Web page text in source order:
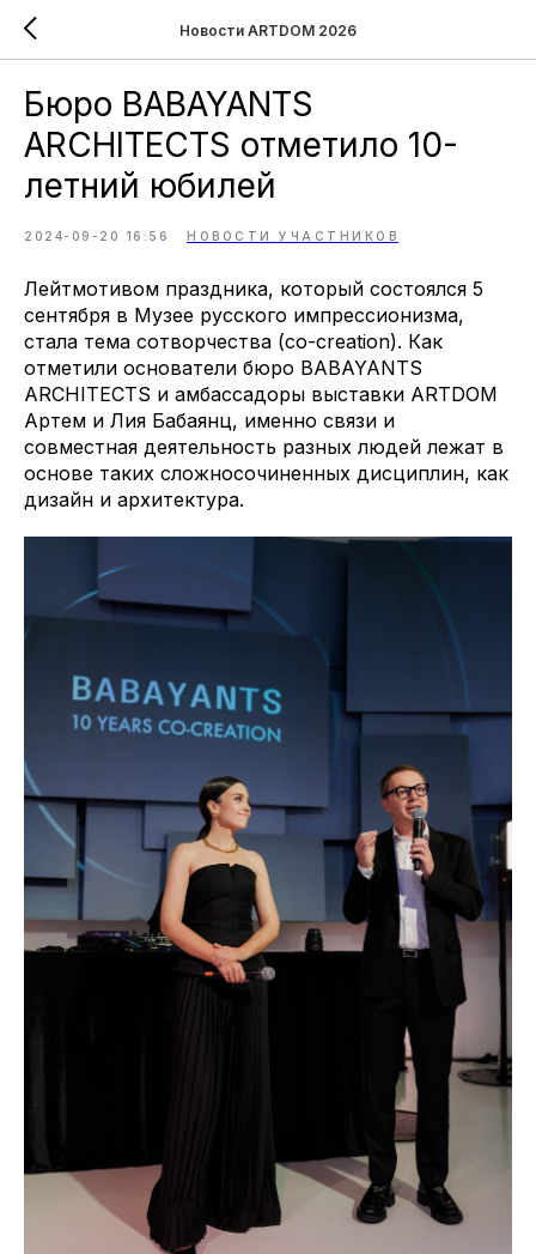
Новости ARTDOM 2026
Бюро BABAYANTS
ARCHITECTS отметило 10-
летний юбилей
2024-09-20 16:56 НОВОСТИ УЧАСТНИКОВ
Лейтмотивом праздника, который состоялся 5
сентября в Музее русского импрессионизма,
стала тема сотворчества (co-creation). Как
отметили основатели бюро BABAYANTS
ARCHITECTS и амбассадоры выставки ARTDOM
Артем и Лия Бабаянц, именно связи и
совместная деятельность разных людей лежат в
основе таких сложносочиненных дисциплин, как
дизайн и архитектура.